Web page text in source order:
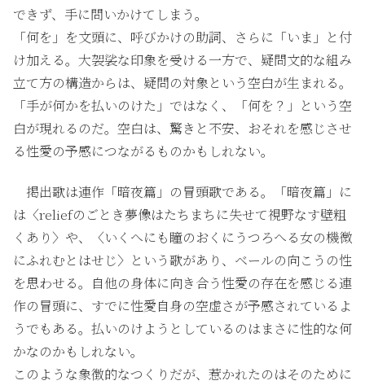
できず、手に問いかけてしまう。
「何を」を文頭に、呼びかけの助詞、さらに「いま」と付
け加える。大袈裟な印象を受ける一方で、疑問文的な組み
立て方の構造からは、疑問の対象という空白が生まれる。
「手が何かを払いのけた」ではなく、「何を？」という空
白が現れるのだ。空白は、驚きと不安、おそれを感じさせ
る性愛の予感につながるものかもしれない。
掲出歌は連作「暗夜篇」の冒頭歌である。「暗夜篇」に
は〈reliefのごとき夢像はたちまちに失せて視野なす壁粗
くあり〉や、〈いくへにも瞳のおくにうつろへる女の機微
にふれむとはせじ〉という歌があり、ベールの向こうの性
を思わせる。自他の身体に向き合う性愛の存在を感じる連
作の冒頭に、すでに性愛自身の空虚さが予感されているよ
うでもある。払いのけようとしているのはまさに性的な何
かなのかもしれない。
このような象徴的なつくりだが、惹かれたのはそのために